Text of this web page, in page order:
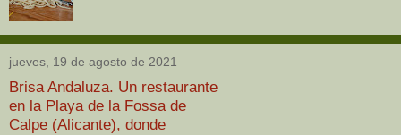
jueves, 19 de agosto de 2021
Brisa Andaluza. Un restaurante
en la Playa de la Fossa de
Calpe (Alicante), donde